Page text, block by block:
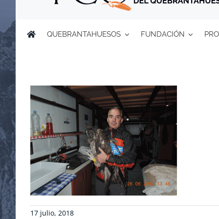
QUEBRANTAHUESOS FUNDACIÓN
17 julio, 2018